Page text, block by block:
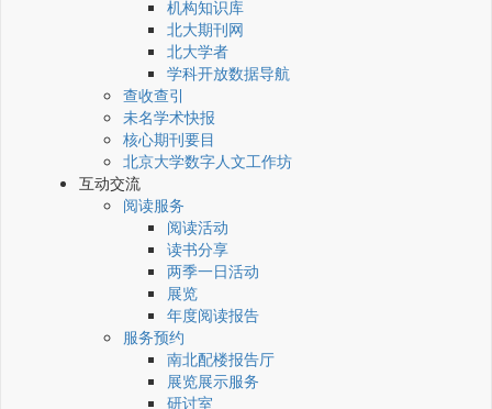
机构知识库
北大期刊网
北大学者
学科开放数据导航
查收查引
未名学术快报
核心期刊要目
北京大学数字人文工作坊
互动交流
阅读服务
阅读活动
读书分享
两季一日活动
展览
年度阅读报告
服务预约
南北配楼报告厅
展览展示服务
研讨室